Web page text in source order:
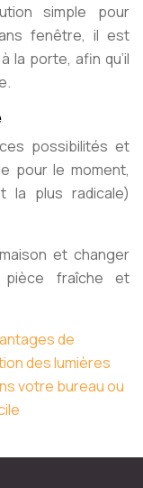
simple pour
fenêtre, il est
la porte, afin qu’il
possibilités et
pour le moment,
la plus radicale)
et changer
pièce fraîche et
de
des lumières
votre bureau ou